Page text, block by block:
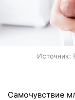
Источник:
Самочувствие